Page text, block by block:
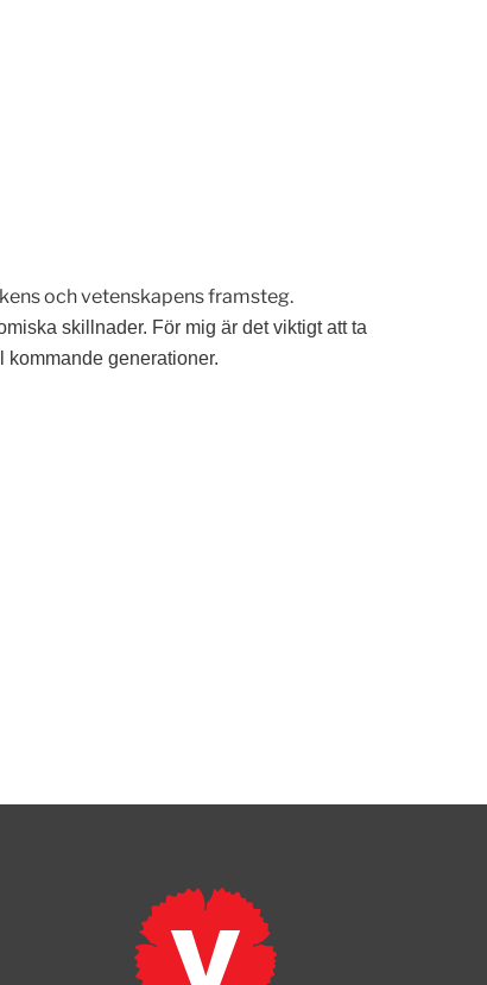
och vetenskapens framsteg.
skillnader. För mig är det viktigt att ta
kommande generationer.